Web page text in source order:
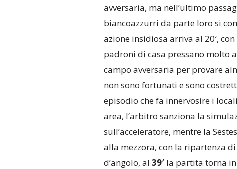
avversaria, ma nell’ultimo
biancoazzurri da parte loro si
azione insidiosa arriva al 20′,
padroni di casa pressano molto
campo avversaria per provare
non sono fortunati e sono
episodio che fa innervosire i
area, l’arbitro sanziona la
sull’acceleratore, mentre la
alla mezzora, con la ripartenza
d’angolo, al 39′la partita torna in